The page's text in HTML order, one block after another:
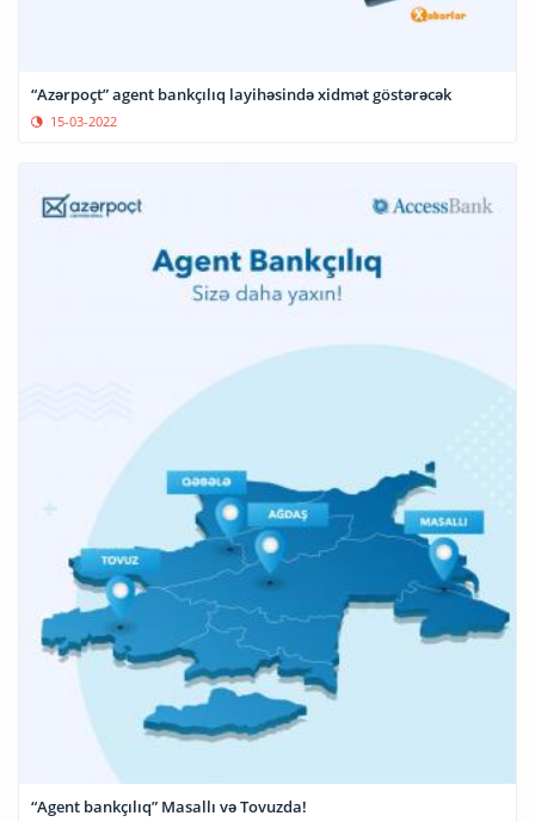
“Azərpoçt” agent bankçılıq layihəsində xidmət göstərəcək
15-03-2022
“Agent bankçılıq” Masallı və Tovuzda!